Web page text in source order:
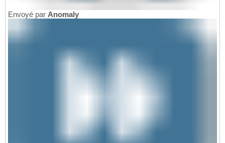
Envoyé par Anomaly